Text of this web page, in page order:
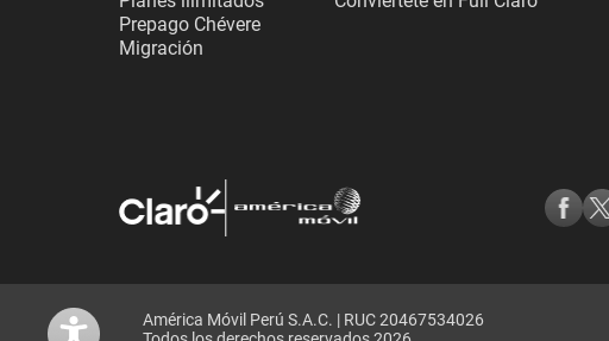
Prepago Chévere
Migración
América Móvil Perú S.A.C. | RUC 20467534026